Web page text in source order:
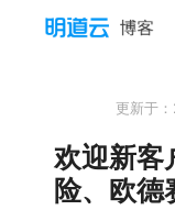
更新于：
欢迎新客
险、欧